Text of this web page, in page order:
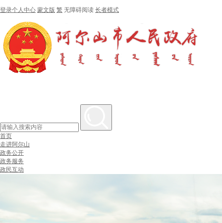
登录个人中心 蒙文版 繁 无障碍阅读 长者模式
首页
走进阿尔山
政务公开
政务服务
政民互动